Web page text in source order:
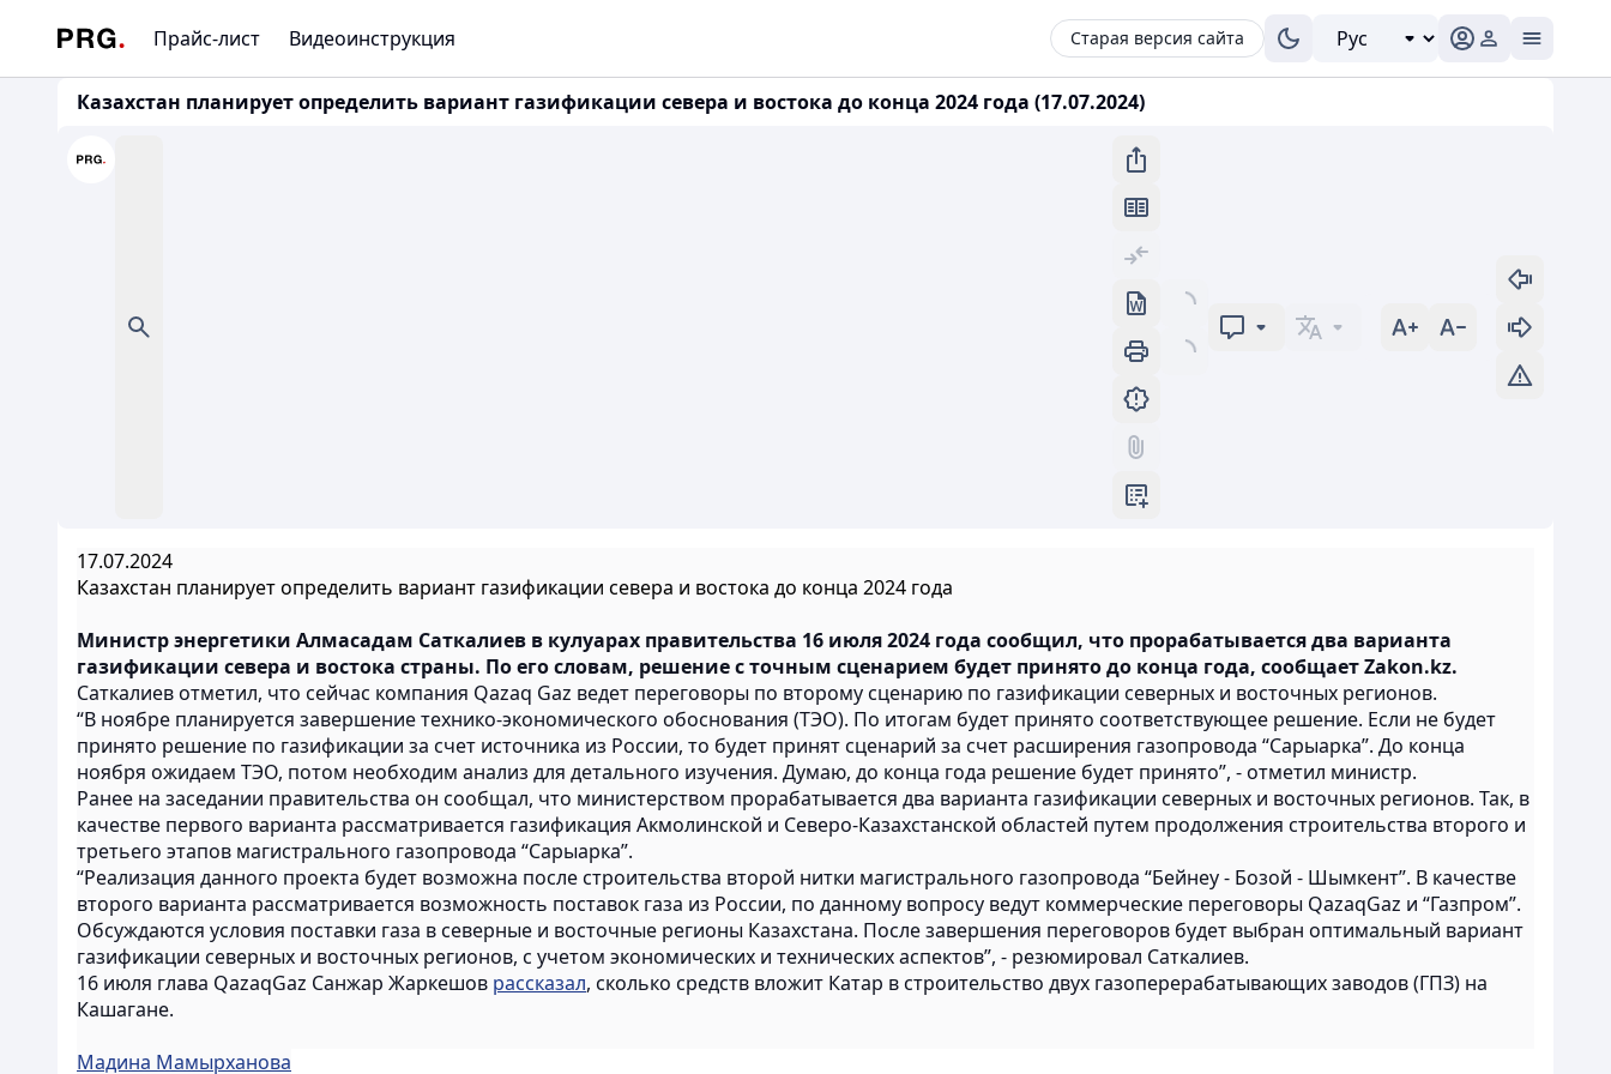
Прайс-лист Видеоинструкция Старая версия сайта
Казахстан планирует определить вариант газификации севера и востока до конца 2024 года (17.07.2024)
17.07.2024
Казахстан планирует определить вариант газификации севера и востока до конца 2024 года
Министр энергетики Алмасадам Саткалиев в кулуарах правительства 16 июля 2024 года сообщил, что прорабатывается два варианта
газификации севера и востока страны. По его словам, решение с точным сценарием будет принято до конца года, сообщает Zakon.kz.
Саткалиев отметил, что сейчас компания Qazaq Gaz ведет переговоры по второму сценарию по газификации северных и восточных регионов.
“В ноябре планируется завершение технико-экономического обоснования (ТЭО). По итогам будет принято соответствующее решение. Если не будет
принято решение по газификации за счет источника из России, то будет принят сценарий за счет расширения газопровода “Сарыарка”. До конца
ноября ожидаем ТЭО, потом необходим анализ для детального изучения. Думаю, до конца года решение будет принято”, - отметил министр.
Ранее на заседании правительства он сообщал, что министерством прорабатывается два варианта газификации северных и восточных регионов. Так, в
качестве первого варианта рассматривается газификация Акмолинской и Северо-Казахстанской областей путем продолжения строительства второго и
третьего этапов магистрального газопровода “Сарыарка”.
“Реализация данного проекта будет возможна после строительства второй нитки магистрального газопровода “Бейнеу - Бозой - Шымкент”. В качестве
второго варианта рассматривается возможность поставок газа из России, по данному вопросу ведут коммерческие переговоры QazaqGaz и “Газпром”.
Обсуждаются условия поставки газа в северные и восточные регионы Казахстана. После завершения переговоров будет выбран оптимальный вариант
газификации северных и восточных регионов, с учетом экономических и технических аспектов”, - резюмировал Саткалиев.
16 июля глава QazaqGaz Санжар Жаркешов рассказал, сколько средств вложит Катар в строительство двух газоперерабатывающих заводов (ГПЗ) на
Кашагане.
Мадина Мамырханова